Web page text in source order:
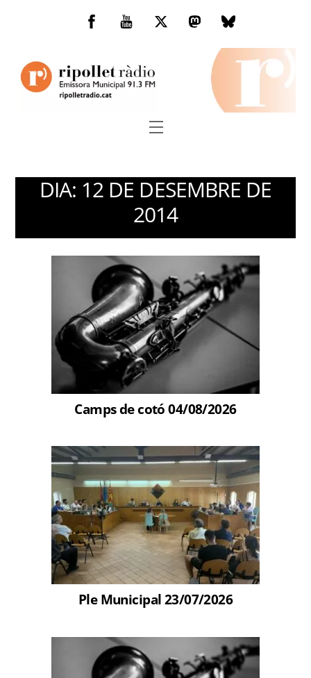
Facebook
You
TwitterMastodonBluesky
Menu
DIA: 12 DE DESEMBRE DE
2014
Camps de cotó 04/08/2026
Ple Municipal 23/07/2026